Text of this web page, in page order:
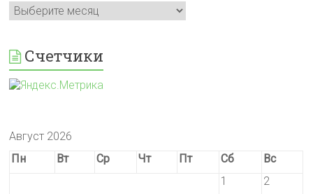
Архивы
Счетчики
Август 2026
Пн
Вт Ср Чт Пт Сб
Вс
1
2